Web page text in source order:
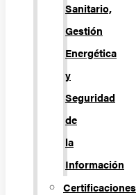
Sanitario,
Gestión
Energética
y
Seguridad
de
la
Información
Certificaciones